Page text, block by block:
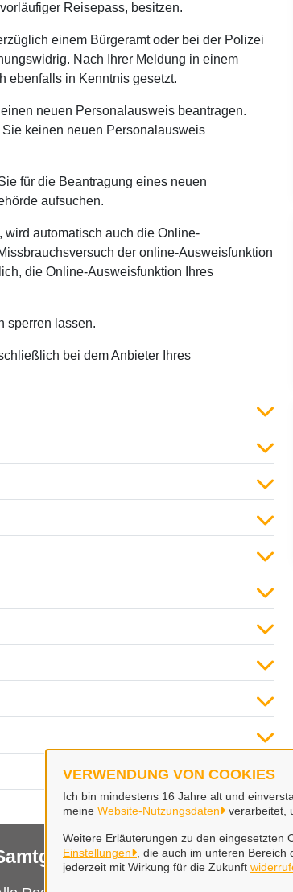
VERWENDUNG VON COOKIES
Ich bin mindestens 16 Jahre alt und
meine Website-Nutzungsdaten verarbeitet,
Weitere Erläuterungen zu den eingesetzten
Einstellungen
, die auch im unteren
jederzeit mit Wirkung für die Zukunft
Reisepass, besitzen.
einem Bürgeramt oder bei der Polizei
Nach Ihrer Meldung in einem
ebenfalls in Kenntnis gesetzt.
neuen Personalausweis beantragen.
keinen neuen Personalausweis
für die Beantragung eines neuen
aufsuchen.
automatisch auch die Online-
der online-Ausweisfunktion
die Online-Ausweisfunktion Ihres
sperren lassen.
bei dem Anbieter Ihres
Wathlingen